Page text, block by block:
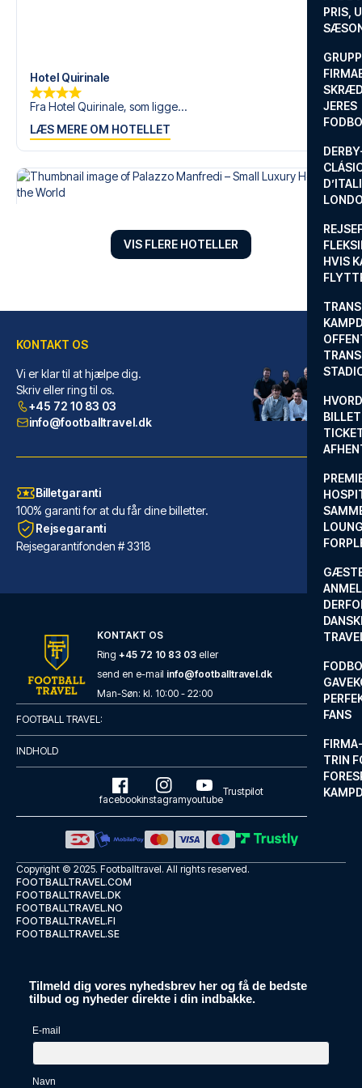
PRIS,
JERES
HVIS
FANS
TRIN
Hotel Quirinale
Fra Hotel Quirinale, som ligge...
LÆS MERE OM HOTELLET
Palazzo Manfredi – Small Luxury Hotels of the World
Med et ophold ved Palazzo Manf...
Flower Garden Hotel Rome
Med et ophold hos Flower Garde...
LÆS MERE OM HOTELLET
NH Collection Roma Palazzo Cinquecento
Med et ophold ved NH Collectio...
LÆS MERE OM HOTELLET
VIS FLERE HOTELLER
KONTAKT OS
Vi er klar til at hjælpe dig.
Skriv eller ring til os.
+45 72 10 83 03
info@footballtravel.dk
Billetgaranti
100% garanti for at du får dine billetter.
Rejsegaranti
Rejsegarantifonden # 3318
KONTAKT OS
Ring +45 72 10 83 03 eller
send en e-mail info@footballtravel.dk
Man-Søn: kl. 10:00 - 22:00
FOOTBALL TRAVEL:
INDHOLD
facebookinstagramyoutube
Trustpilot
Copyright © 2025. Footballtravel. All rights reserved.
FOOTBALLTRAVEL.COM
FOOTBALLTRAVEL.DK
FOOTBALLTRAVEL.NO
FOOTBALLTRAVEL.FI
FOOTBALLTRAVEL.SE
Tilmeld dig vores nyhedsbrev her og få de bedste
tilbud og nyheder direkte i din indbakke.
E-mail
Navn